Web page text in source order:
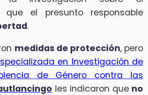
el presunto responsable
.
medidas de protección, pero
en Investigación de
de Género contra las
les indicaron que no